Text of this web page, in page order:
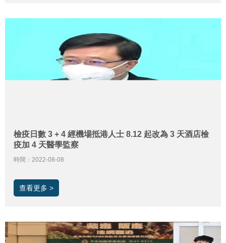
檢疫日數 3 + 4 經機場抵港人士 8.12 起改為 3 天酒店檢
疫加 4 天醫學監察
時間：2022-08-08
查看更多 >